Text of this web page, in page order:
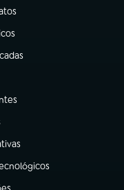
aba)